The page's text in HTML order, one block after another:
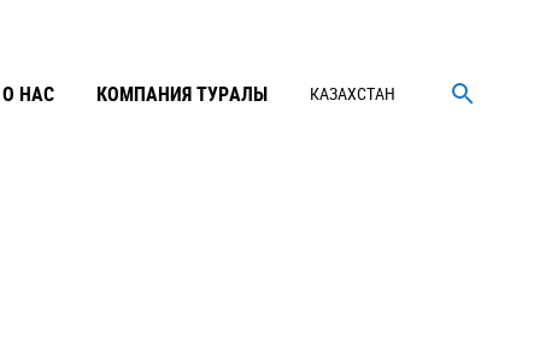
КАЗАХСТАН
О НАС КОМПАНИЯ ТУРАЛЫ